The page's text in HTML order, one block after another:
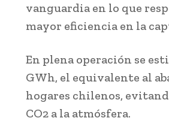
vanguardia en lo que
mayor eficiencia en la
En plena operación se
GWh, el equivalente al
hogares chilenos,
CO2 a la atmósfera.